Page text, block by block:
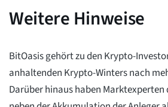
Weitere Hinweise
BitOasis gehört zu den Krypto-
anhaltenden Krypto-Winters nach
Darüber hinaus haben Marktexperten